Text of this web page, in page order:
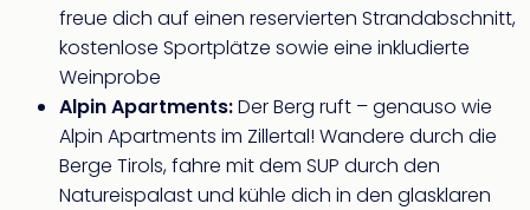
freue dich auf einen reservierten Strandabschnitt,
kostenlose Sportplätze sowie eine inkludierte
Weinprobe
Alpin Apartments:Der Berg ruft – genauso wie
Alpin Apartments im Zillertal! Wandere durch die
Berge Tirols, fahre mit dem SUP durch den
Natureispalast und kühle dich in den glasklaren